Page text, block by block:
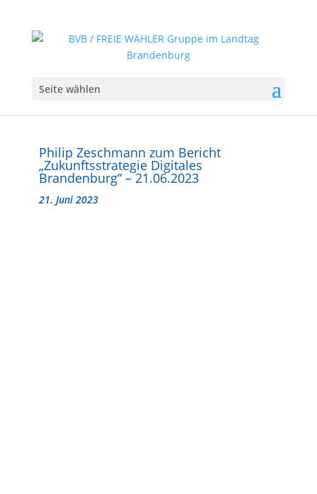
Seite wählen
Philip Zeschmann zum Bericht
„Zukunftsstrategie Digitales
Brandenburg“ – 21.06.2023
21. Juni 2023